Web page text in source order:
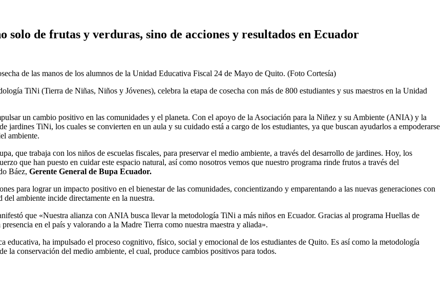
solo de frutas y verduras, sino de acciones y resultados en Ecuador
TiNi (Tierra de Niñas, Niños y Jóvenes), celebra la etapa de cosecha con más de 800 estudiantes y sus maestros en la Unidad
un cambio positivo en las comunidades y el planeta. Con el apoyo de la Asociación para la Niñez y su Ambiente (ANIA) y la
TiNi, los cuales se convierten en un aula y su cuidado está a cargo de los estudiantes, ya que buscan ayudarlos a empoderarse
ambiente.
que trabaja con los niños de escuelas fiscales, para preservar el medio ambiente, a través del desarrollo de jardines. Hoy, los
que han puesto en cuidar este espacio natural, así como nosotros vemos que nuestro programa rinde frutos a través del
Báez, Gerente General de Bupa Ecuador.
para lograr un impacto positivo en el bienestar de las comunidades, concientizando y emparentando a las nuevas generaciones con
ambiente incide directamente en la nuestra.
que «Nuestra alianza con ANIA busca llevar la metodología TiNi a más niños en Ecuador. Gracias al programa Huellas de
en el país y valorando a la Madre Tierra como nuestra maestra y aliada».
ha impulsado el proceso cognitivo, físico, social y emocional de los estudiantes de Quito. Es así como la metodología
la conservación del medio ambiente, el cual, produce cambios positivos para todos.